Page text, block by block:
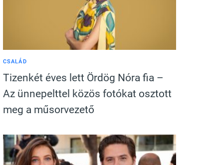
CSALÁD
Tizenkét éves lett Ördög Nóra fia –
Az ünnepelttel közös fotókat osztott
meg a műsorvezető